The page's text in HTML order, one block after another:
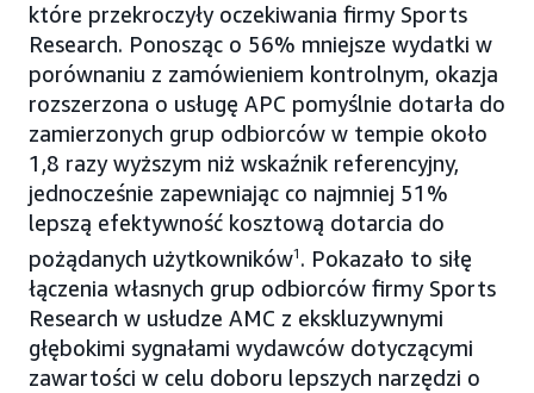
które przekroczyły oczekiwania firmy Sports
Research. Ponosząc o 56% mniejsze wydatki w
porównaniu z zamówieniem kontrolnym, okazja
rozszerzona o usługę APC pomyślnie dotarła do
zamierzonych grup odbiorców w tempie około
1,8 razy wyższym niż wskaźnik referencyjny,
jednocześnie zapewniając co najmniej 51%
lepszą efektywność kosztową dotarcia do
pożądanych użytkowników1 . Pokazało to siłę
łączenia własnych grup odbiorców firmy Sports
Research w usłudze AMC z ekskluzywnymi
głębokimi sygnałami wydawców dotyczącymi
zawartości w celu doboru lepszych narzędzi o